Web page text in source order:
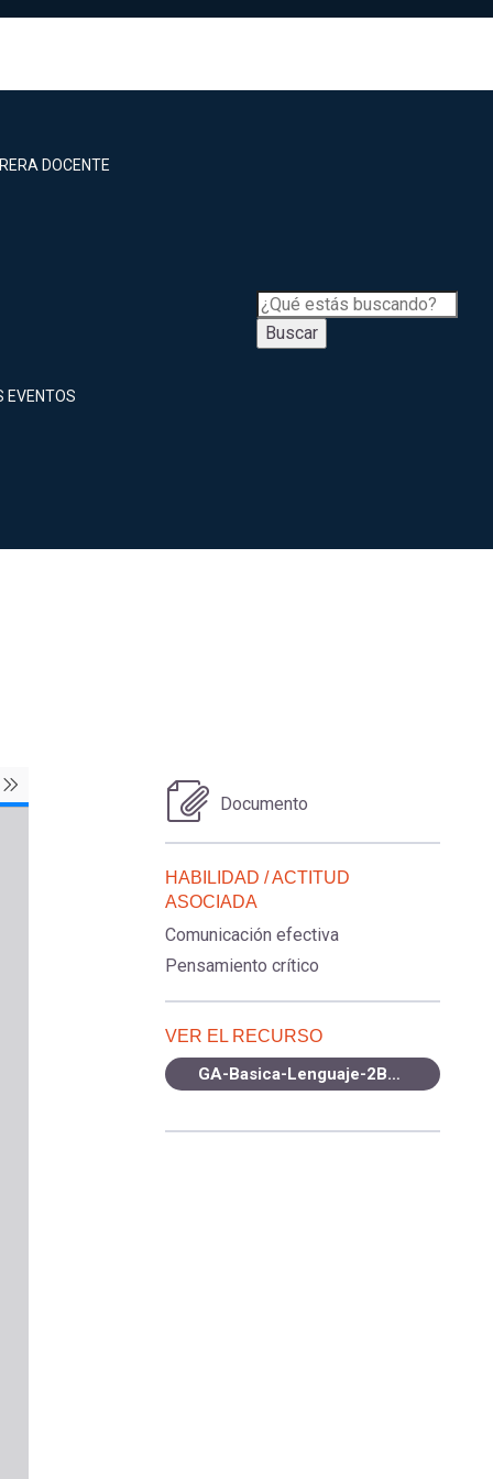
DOCENTE
EVENTOS
Buscar
Documento
HABILIDAD / ACTITUD
ASOCIADA
Comunicación efectiva
Pensamiento crítico
VER EL RECURSO
GA-Basica-Lenguaje-2B-OA5-2021.pdf